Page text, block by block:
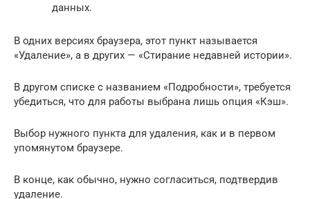
данных.
В одних версиях браузера, этот пункт называется
«Удаление», а в других — «Стирание недавней истории».
В другом списке с названием «Подробности», требуется
убедиться, что для работы выбрана лишь опция «Кэш».
Выбор нужного пункта для удаления, как и в первом
упомянутом браузере.
В конце, как обычно, нужно согласиться, подтвердив
удаление.